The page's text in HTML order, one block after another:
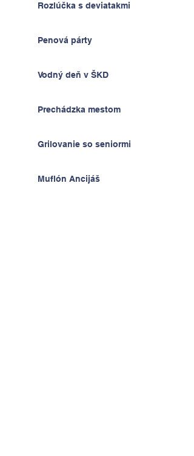
Rozlúčka s deviatakmi
Penová párty
Vodný deň v ŠKD
Prechádzka mestom
Grilovanie so seniormi
Muflón Ancijáš